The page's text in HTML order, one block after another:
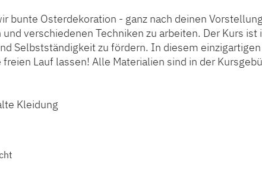
bunte Osterdekoration - ganz nach deinen
verschiedenen Techniken zu arbeiten. Der Kurs ist
Selbstständigkeit zu fördern. In diesem
freien Lauf lassen! Alle Materialien sind in der
Kleidung